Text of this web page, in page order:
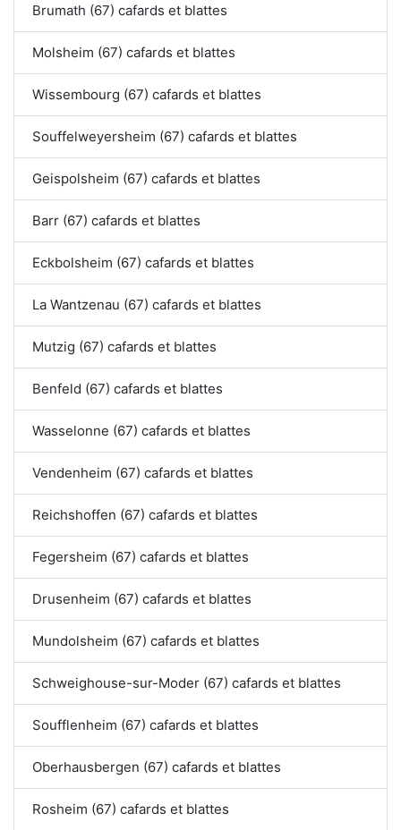
Brumath (67) cafards et blattes
Molsheim (67) cafards et blattes
Wissembourg (67) cafards et blattes
Souffelweyersheim (67) cafards et blattes
Geispolsheim (67) cafards et blattes
Barr (67) cafards et blattes
Eckbolsheim (67) cafards et blattes
La Wantzenau (67) cafards et blattes
Mutzig (67) cafards et blattes
Benfeld (67) cafards et blattes
Wasselonne (67) cafards et blattes
Vendenheim (67) cafards et blattes
Reichshoffen (67) cafards et blattes
Fegersheim (67) cafards et blattes
Drusenheim (67) cafards et blattes
Mundolsheim (67) cafards et blattes
Schweighouse-sur-Moder (67) cafards et blattes
Soufflenheim (67) cafards et blattes
Oberhausbergen (67) cafards et blattes
Rosheim (67) cafards et blattes